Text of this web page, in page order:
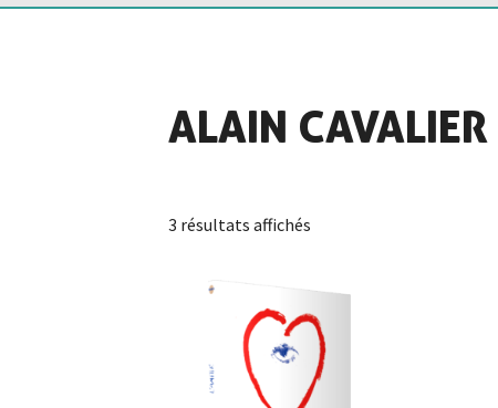
ALAIN CAVALIER
3 résultats affichés
au
plus
ancien